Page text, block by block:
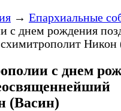
→ Епархиальные
с днем рождения
Никон
с днем
(Васин)